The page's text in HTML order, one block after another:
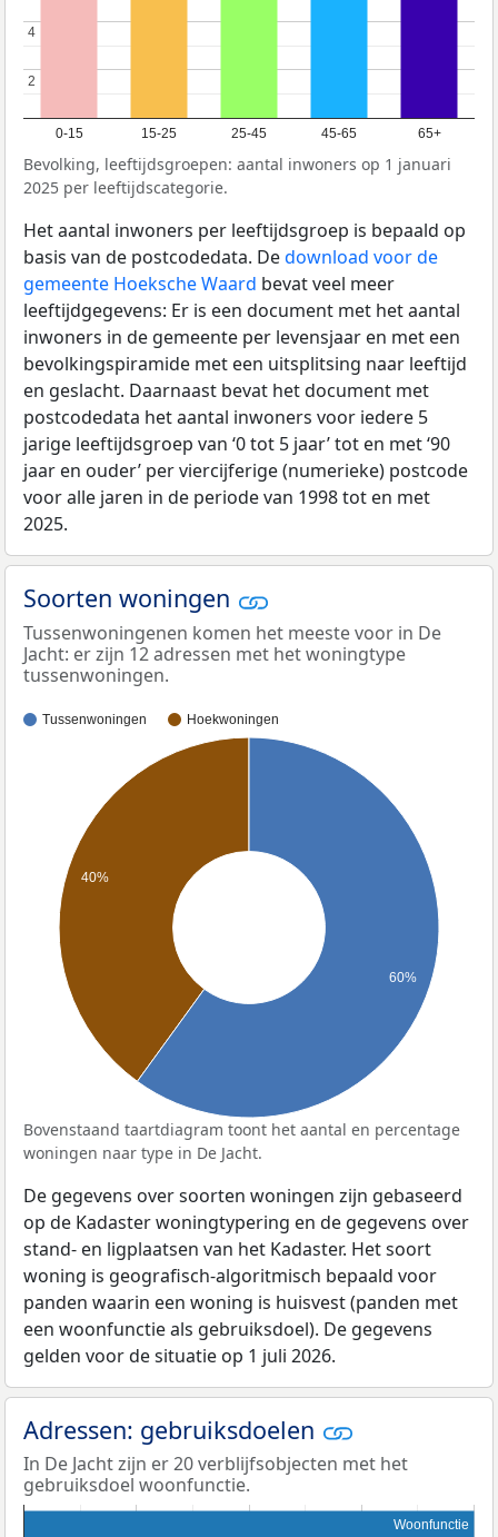
0-15 15-25 25-45 45-65 65+
2
2
4
4
Bevolking, leeftijdsgroepen: aantal inwoners op 1 januari
2025 per leeftijdscategorie.
Het aantal inwoners per leeftijdsgroep is bepaald op
basis van de postcodedata. Dedownload voor de
gemeente Hoeksche Waard bevat veel meer
leeftijdgegevens: Er is een document met het aantal
inwoners in de gemeente per levensjaar en met een
bevolkingspiramide met een uitsplitsing naar leeftijd
en geslacht. Daarnaast bevat het document met
postcodedata het aantal inwoners voor iedere 5
jarige leeftijdsgroep van ‘0 tot 5 jaar’ tot en met ‘90
jaar en ouder’ per viercijferige (numerieke) postcode
voor alle jaren in de periode van 1998 tot en met
2025.
Soorten woningen
Tussenwoningenen komen het meeste voor in De
Jacht: er zijn 12 adressen met het woningtype
tussenwoningen.
Tussenwoningen Hoekwoningen
40%
60%
Bovenstaand taartdiagram toont het aantal en percentage
woningen naar type in De Jacht.
De gegevens over soorten woningen zijn gebaseerd
op de Kadaster woningtypering en de gegevens over
stand- en ligplaatsen van het Kadaster. Het soort
woning is geografisch-algoritmisch bepaald voor
panden waarin een woning is huisvest (panden met
een woonfunctie als gebruiksdoel). De gegevens
gelden voor de situatie op 1 juli 2026.
Adressen: gebruiksdoelen
In De Jacht zijn er 20 verblijfsobjecten met het
gebruiksdoel woonfunctie.
Woonfunctie